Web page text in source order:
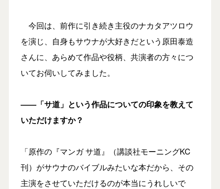
今回は、前作に引き続き主役のナカタアツロウ
を演じ、自身もサウナが大好きだという原田泰造
さんに、あらめて作品や役柄、共演者の方々につ
いてお伺いしてみました。
――「サ道」という作品についての印象を教えて
いただけますか？
「原作の『マンガ サ道』（講談社モーニングKC
刊）がサウナのバイブルみたいな本だから、その
主演をさせていただけるのが本当にうれしいで